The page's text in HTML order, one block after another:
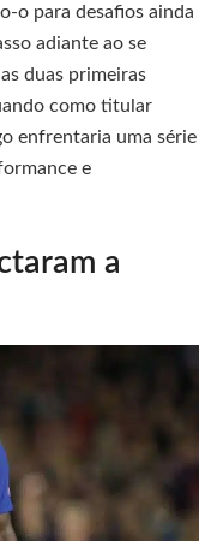
o para desafios ainda
adiante ao se
duas primeiras
como titular
enfrentaria uma série
e
a